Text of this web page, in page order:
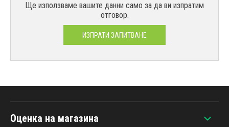
Ще използваме вашите данни само за да ви изпратим
отговор.
ИЗПРАТИ ЗАПИТВАНЕ
Оценка на магазина